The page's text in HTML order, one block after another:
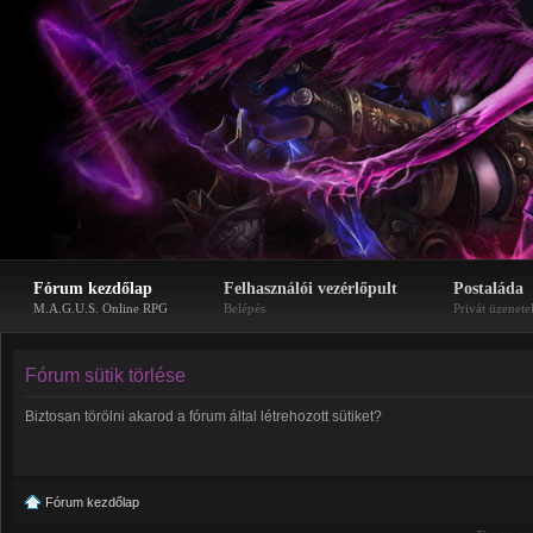
Fórum kezdőlap
M.A.G.U.S. Online RPG
Felhasználói vezérlőpult
Belépés
Postaláda
Privát
Fórum sütik törlése
Biztosan törölni akarod a fórum által létrehozott sütiket?
Fórum kezdőlap